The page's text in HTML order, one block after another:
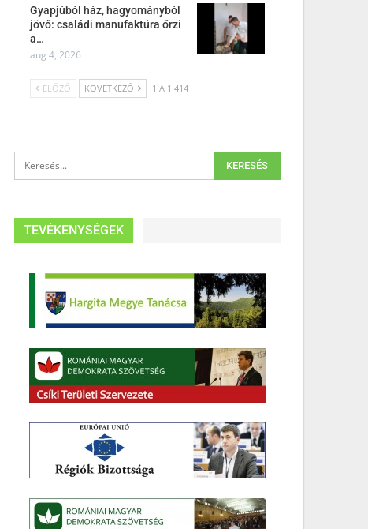
Gyapjúból ház, hagyományból
jövő: családi manufaktúra őrzi
a…
aug 4, 2026
ELŐZŐ KÖVETKEZŐ 1 A 1 414
TEVÉKENYSÉGEK